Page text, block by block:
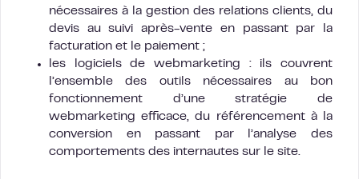
nécessaires à la gestion des relations clients, du
devis au suivi après-vente en passant par la
facturation et le paiement ;
les logiciels de webmarketing : ils couvrent
l’ensemble des outils nécessaires au bon
fonctionnement d’une stratégie de
webmarketing efficace, du référencement à la
conversion en passant par l’analyse des
comportements des internautes sur le site.